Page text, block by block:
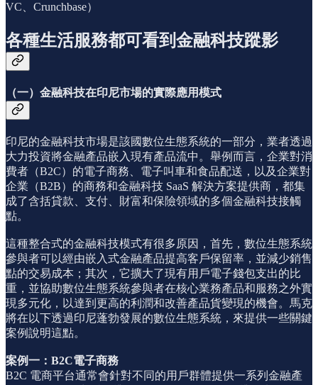
VC、Crunchbase）
各種生活服務都可看到金融科技蹤影
（一）金融科技在印尼市場的實際應用模式
印尼的金融科技市場是該國數位生態系統的一部分，業者透過
大力投資將金融產品嵌入現有產品流中。舉例而言，企業對消
費者（B2C）的電子商務、電子叫車和食品配送，以及企業對
企業（B2B）的商務和金融科技 SaaS 解決方案提供商，都集
成了含括貸款、支付、財富和保險領域的多個金融科技接觸
點。
這種整合式的金融科技模式有很多原因，首先，數位生態系統
參與者可以經由嵌入式金融產品提高客戶保留率，並減少銷售
點的交易成本；其次，它擴大了現有用戶電子錢包支出的比
重，並協助數位生態系統參與者在核心業務產品和服務之外實
現多元化，以達到更高的利潤和改善產品貨變現的機會。馬克
將在以下透過印尼蓬勃發展的數位生態系統，來提供一些關鍵
案例說明這點。
案例一：B2C電子商務
B2C 電商平台通常會針對不同的用戶群體提供一系列金融產